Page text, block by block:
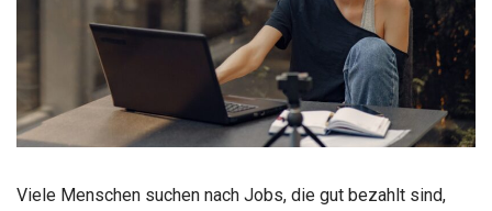
Viele Menschen suchen nach Jobs, die gut bezahlt sind,